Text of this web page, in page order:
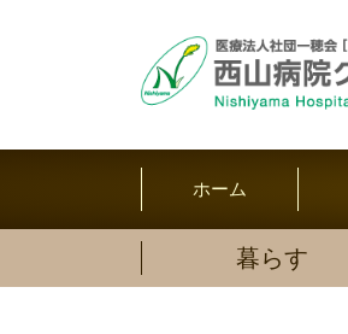
ホーム
暮らす